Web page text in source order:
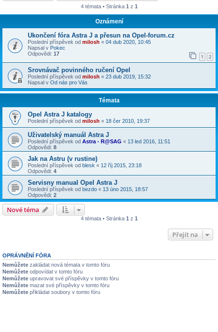
4 témata • Stránka 1 z 1
Oznámení
Ukončení fóra Astra J a přesun na Opel-forum.cz
Poslední příspěvek od milosh « 04 dub 2020, 10:45
Napsal v Pokec
Odpovědi: 17 1 2
Srovnávač povinného ručení Opel
Poslední příspěvek od milosh « 23 dub 2019, 15:32
Napsal v Od nás pro Vás
Témata
Opel Astra J katalogy
Poslední příspěvek od milosh « 18 čer 2010, 19:37
Uživatelský manuál Astra J
Poslední příspěvek od Astra - R@SAG « 13 led 2016, 11:51
Odpovědi: 8
Jak na Astru (v rustine)
Poslední příspěvek od blesk « 12 říj 2015, 23:18
Odpovědi: 4
Servisny manual Opel Astra J
Poslední příspěvek od bezdo « 13 úno 2015, 18:57
Odpovědi: 2
Nové téma
4 témata • Stránka 1 z 1
Přejít na
OPRÁVNĚNÍ FÓRA
Nemůžete zakládat nová témata v tomto fóru
Nemůžete odpovídat v tomto fóru
Nemůžete upravovat své příspěvky v tomto fóru
Nemůžete mazat své příspěvky v tomto fóru
Nemůžete přikládat soubory v tomto fóru